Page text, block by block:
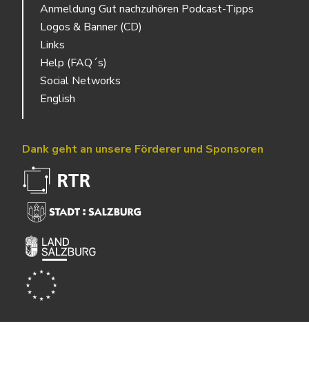
Anmeldung Gut nachzuhören Podcast-Tipps
Logos & Banner (CD)
Links
Help (FAQ´s)
Social Networks
English
Dank geht an unsere Förderer und Sponsoren